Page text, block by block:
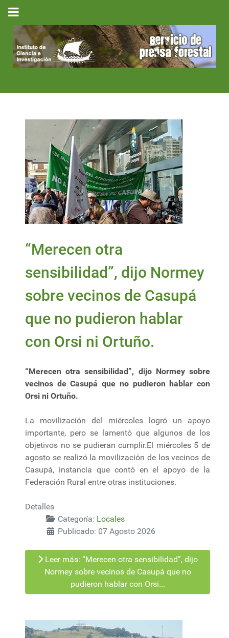
“Merecen otra
sensibilidad”, dijo Normey
sobre vecinos de Casupá
que no pudieron hablar
con Orsi ni Ortuño.
“Merecen otra sensibilidad”, dijo Normey sobre
vecinos de Casupá que no pudieron hablar con
Orsi ni Ortuño.
La movilización del miércoles logró un apoyo
importante, pero se lamentó que algunos de los
objetivos no se pudieran cumplir.El miércoles 5 de
agosto se realizó la movilización de los vecinos de
Casupá, instancia que contó en el apoyo de la
Federación Rural entre otras instituciones.
Detalles
Categoría: Locales
Publicado: 07 Agosto 2026
Leer más: “Merecen otra sensibilidad”, dijo
Normey sobre vecinos de Casupá que no
pudieron hablar con Orsi...